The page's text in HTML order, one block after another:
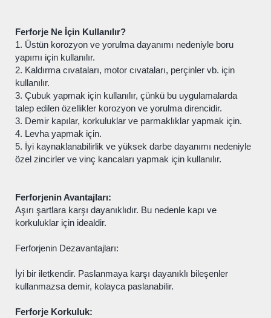
Ferforje Ne İçin Kullanılır?
1. Üstün korozyon ve yorulma dayanımı nedeniyle boru
yapımı için kullanılır.
2. Kaldırma cıvataları, motor cıvataları, perçinler vb. için
kullanılır.
3. Çubuk yapmak için kullanılır, çünkü bu uygulamalarda
talep edilen özellikler korozyon ve yorulma direncidir.
3. Demir kapılar, korkuluklar ve parmaklıklar yapmak için.
4. Levha yapmak için.
5. İyi kaynaklanabilirlik ve yüksek darbe dayanımı nedeniyle
özel zincirler ve vinç kancaları yapmak için kullanılır.
Ferforjenin Avantajları:
Aşırı şartlara karşı dayanıklıdır. Bu nedenle kapı ve
korkuluklar için idealdir.
Ferforjenin Dezavantajları:
İyi bir iletkendir. Paslanmaya karşı dayanıklı bileşenler
kullanmazsa demir, kolayca paslanabilir.
Ferforje Korkuluk: